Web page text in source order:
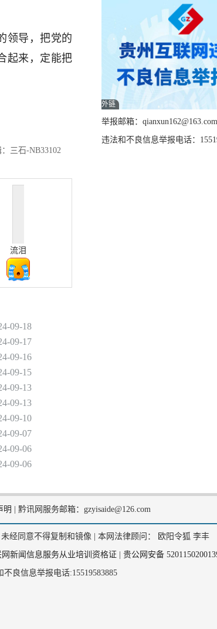
领导，把党的
起来，定能把
三石-NB33102
流泪
09-18
09-17
09-16
09-15
09-13
09-13
09-10
09-07
09-06
09-06
外链
举报邮箱：qianxun162@163.com
违法和不良信息举报电话：
明 黔讯网服务邮箱：gzyisaide@126.com
经同意不得复制和镜像 | 本网法律顾问： 欧阳令狐 李丰
网新闻信息服务从业培训资格证 贵公网安备
不良信息举报电话:15519583885